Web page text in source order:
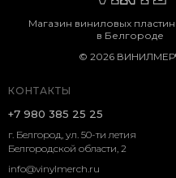
КОНТАКТЫ
г. Белгород, ул. 50-ти летия
Белгородской области, 2
+7 980 385 25 25
Магазин виниловых
в Белгороде
© 2026
info@vinylmerch.ru